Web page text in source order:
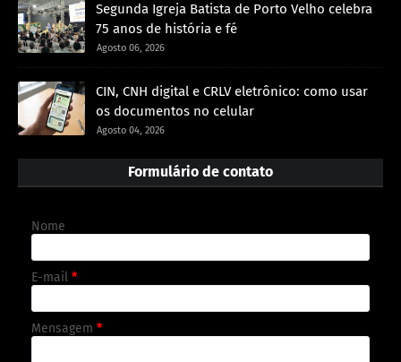
Segunda Igreja Batista de Porto Velho celebra
75 anos de história e fé
Agosto 06, 2026
CIN, CNH digital e CRLV eletrônico: como usar
os documentos no celular
Agosto 04, 2026
Formulário de contato
Nome
E-mail *
Mensagem *